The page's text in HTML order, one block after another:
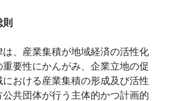
は、産業集積が地域経済の活性化
要性にかんがみ、企業立地の促
おける産業集積の形成及び活性
共団体が行う主体的かつ計画的